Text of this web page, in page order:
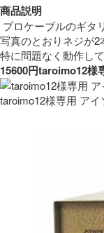
商品説明
プロケーブルのギタ
写真のとおりネジが2
15600円taroimo12様
taroimo12様専用 ア